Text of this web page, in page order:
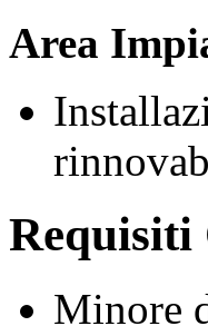
Area
Minore